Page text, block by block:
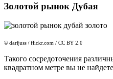
Золотой рынок Дубая
© darijuss / flickr.com / CC BY 2.0
Такого сосредоточения
квадратном метре вы не